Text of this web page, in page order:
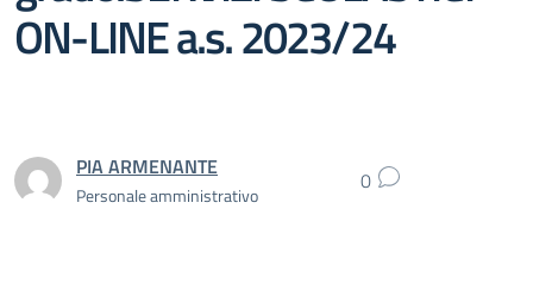
ON-LINE a.s. 2023/24
PIA ARMENANTE
Personale amministrativo 0